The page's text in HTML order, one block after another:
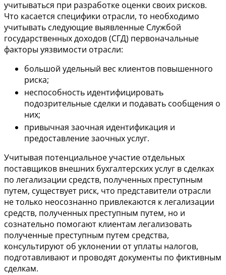
учитываться при разработке оценки своих рисков.
Что касается специфики отрасли, то необходимо
учитывать следующие выявленные Службой
государственных доходов (СГД) первоначальные
факторы уязвимости отрасли:
большой удельный вес клиентов повышенного
риска;
неспособность идентифицировать
подозрительные сделки и подавать сообщения о
них;
привычная заочная идентификация и
предоставление заочных услуг.
Учитывая потенциальное участие отдельных
поставщиков внешних бухгалтерских услуг в сделках
по легализации средств, полученных преступным
путем, существует риск, что представители отрасли
не только неосознанно привлекаются к легализации
средств, полученных преступным путем, но и
сознательно помогают клиентам легализовать
полученные преступным путем средства,
консультируют об уклонении от уплаты налогов,
подготавливают и проводят документы по фиктивным
сделкам.